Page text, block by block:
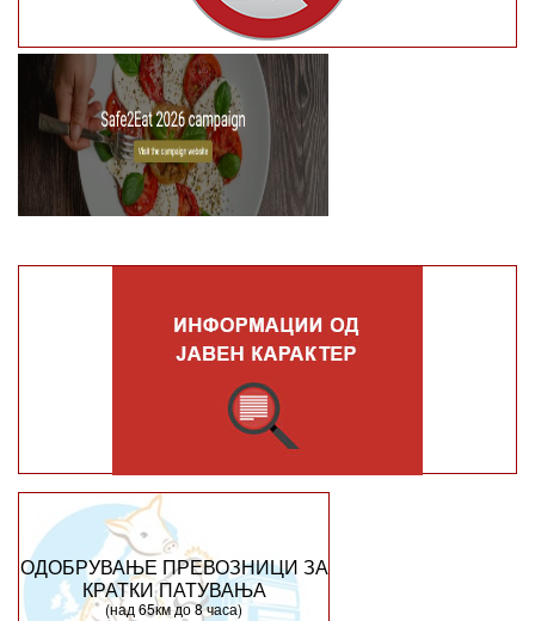
ОДОБРУВАЊЕ ПРЕВОЗНИЦИ ЗА
КРАТКИ ПАТУВАЊА
(над 65км до 8 часа)